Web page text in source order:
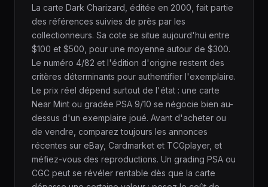
La carte Dark Charizard, éditée en 2000, fait partie
des références suivies de près par les
collectionneurs. Sa cote se situe aujourd'hui entre
$100 et $500, pour une moyenne autour de $300.
Le numéro 4/82 et l'édition d'origine restent des
critères déterminants pour authentifier l'exemplaire.
Le prix réel dépend surtout de l'état : une carte
Near Mint ou gradée PSA 9/10 se négocie bien au-
dessus d'un exemplaire joué. Avant d'acheter ou
de vendre, comparez toujours les annonces
récentes sur eBay, Cardmarket et TCGplayer, et
méfiez-vous des reproductions. Un grading PSA ou
CGC peut se révéler rentable dès que la carte